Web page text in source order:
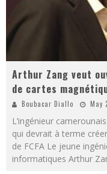
Arthur Zang veut
de cartes
Boubacar Diallo May
L’ingénieur
qui devrait à terme
de FCFA Le jeune
informatiques Arthur